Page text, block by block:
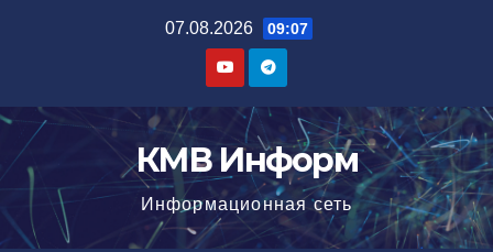
07.08.2026 09:07
КМВ Информ
Информационная сеть